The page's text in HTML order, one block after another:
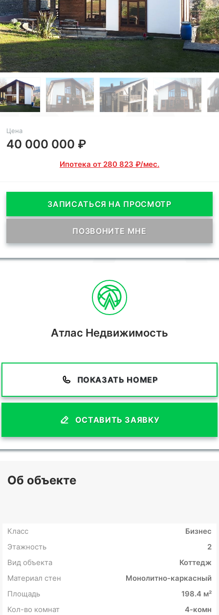
Цена
40 000 000 ₽
Ипотека от 280 823 ₽/мес.
ЗАПИСАТЬСЯ НА ПРОСМОТР
ПОЗВОНИТЕ МНЕ
Атлас Недвижимость
ПОКАЗАТЬ НОМЕР
ОСТАВИТЬ ЗАЯВКУ
Об объекте
Класс
Бизнес
Этажность
2
Вид объекта
Коттедж
Материал стен
Монолитно-каркасный
Площадь
198.4 м²
Кол-во комнат
4-комн